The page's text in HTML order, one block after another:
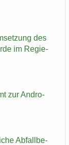
des
im Re­gie­
zur An­dro­
Ab­fall­be­